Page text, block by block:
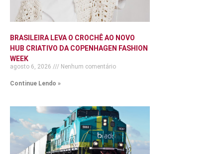
BRASILEIRA LEVA O CROCHÊ AO NOVO
HUB CRIATIVO DA COPENHAGEN FASHION
WEEK
agosto 6, 2026 Nenhum comentário
Continue Lendo »